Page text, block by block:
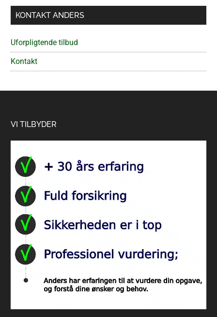
KONTAKT ANDERS
Uforpligtende tilbud
Kontakt
Footer
VI TILBYDER